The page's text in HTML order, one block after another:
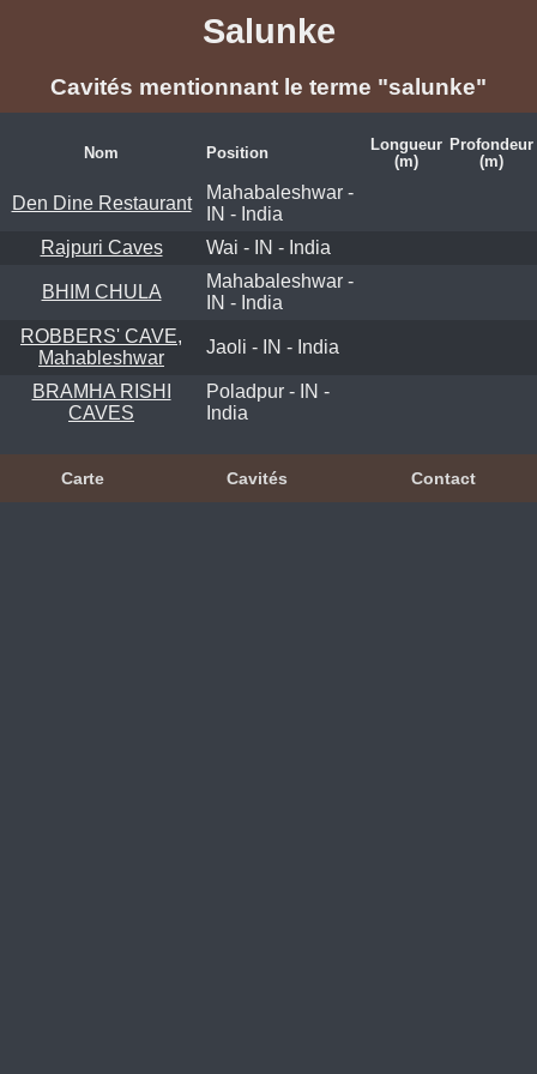
Salunke
Cavités mentionnant le terme "salunke"
Nom Position
Longueur
(m)
Profondeur
(m)
Den Dine Restaurant
Mahabaleshwar -
IN - India
Rajpuri Caves
Wai - IN - India
BHIM CHULA
Mahabaleshwar -
IN - India
ROBBERS' CAVE,
Mahableshwar
Jaoli - IN - India
BRAMHA RISHI
CAVES
Poladpur - IN -
India
Carte Cavités Contact